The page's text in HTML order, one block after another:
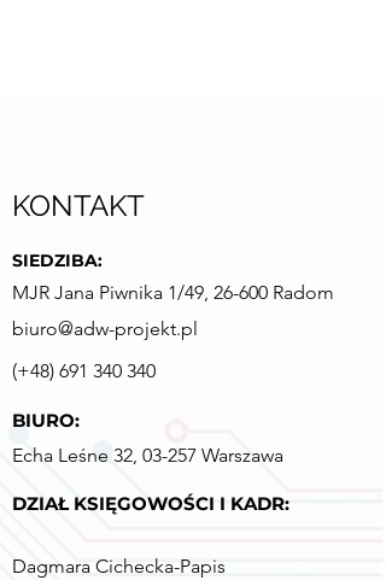
KONTAKT
SIEDZIBA:
MJR Jana Piwnika 1/49, 26-600 Radom
biuro@adw-projekt.pl
(+48) 691 340 340
BIURO:
Echa Leśne 32, 03-257 Warszawa
DZIAŁ KSIĘGOWOŚCI I KADR:
Dagmara Cichecka-Papis